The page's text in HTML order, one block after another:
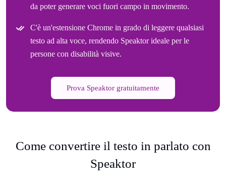
da poter generare voci fuori campo in movimento.
C'è un'estensione Chrome in grado di leggere qualsiasi
testo ad alta voce, rendendo Speaktor ideale per le
persone con disabilità visive.
Prova Speaktor gratuitamente
Come convertire il testo in parlato con
Speaktor